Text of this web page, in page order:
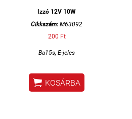
Izzó 12V 10W
Cikkszám: M63092
200 Ft
Ba15s, E-jeles
 KOSÁRBA